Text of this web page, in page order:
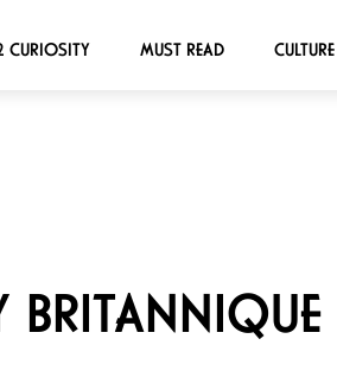
CURIOSITY MUST READ CULTURE